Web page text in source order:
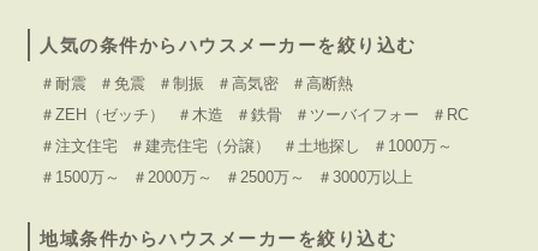
人気の条件からハウスメーカーを絞り込む
＃耐震 ＃免震 ＃制振 ＃高気密
＃高断熱
＃ZEH（ゼッチ）
＃木造 ＃鉄骨 ＃ツーバイフォー
＃RC
＃注文住宅
＃建売住宅（分譲） ＃土地探し
＃1000万～
＃1500万～
＃2000万～ ＃2500万～ ＃3000万以上
地域条件からハウスメーカーを絞り込む